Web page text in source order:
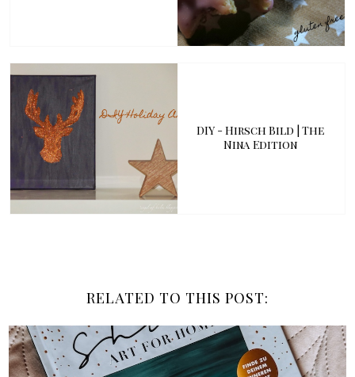
DIY - Hirsch Bild | The
Nina Edition
RELATED TO THIS POST: